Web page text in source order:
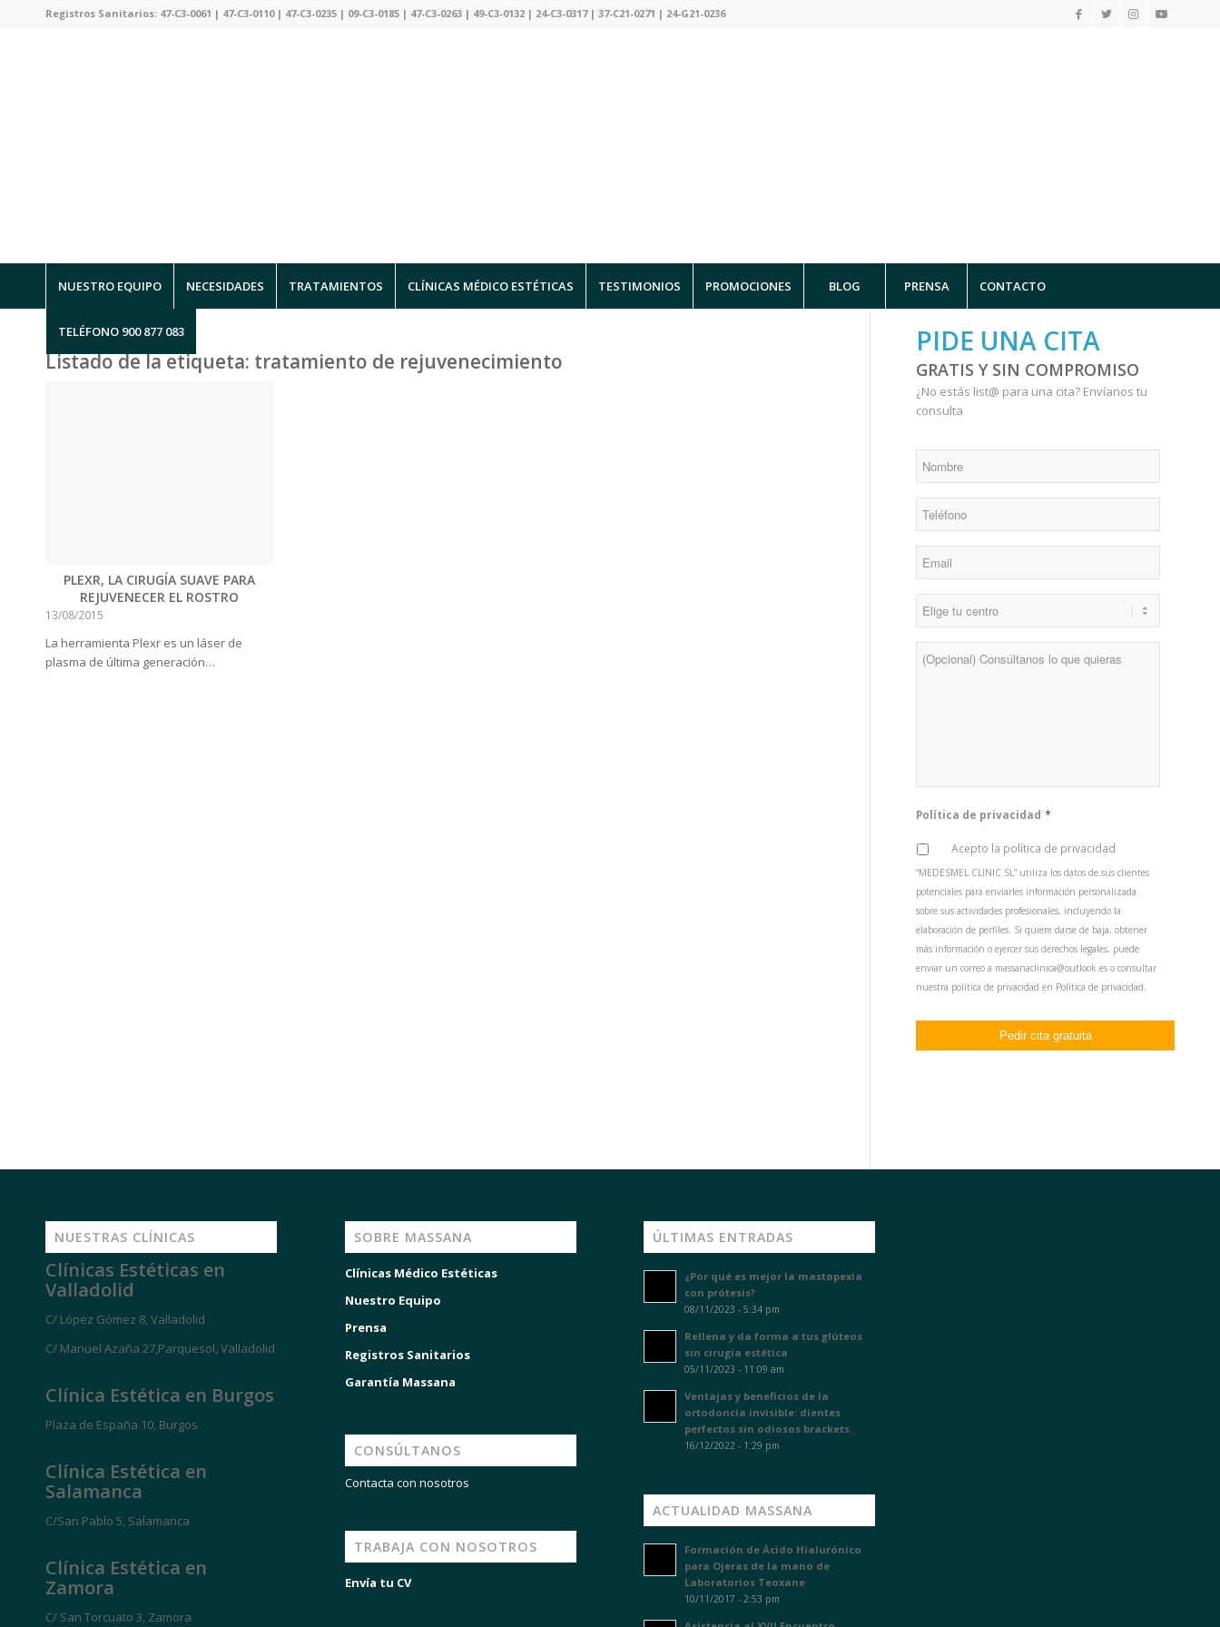
Registros Sanitarios: 47-C3-0061 | 47-C3-0110 | 47-C3-0235 | 09-C3-0185 | 47-C3-0263 | 49-C3-0132 | 24-C3-0317 | 37-C21-0271 | 24-G21-0236
NUESTRO EQUIPO NECESIDADES TRATAMIENTOS CLÍNICAS MÉDICO ESTÉTICAS TESTIMONIOS PROMOCIONES BLOG PRENSA CONTACTO
TELÉFONO 900 877 083
Listado de la etiqueta: tratamiento de rejuvenecimiento
PLEXR, LA CIRUGÍA SUAVE PARA
REJUVENECER EL ROSTRO
13/08/2015
La herramienta Plexr es un láser de
plasma de última generación…
PIDE UNA CITA
GRATIS Y SIN COMPROMISO
¿No estás list@ para una cita? Envíanos tu
consulta
Política de privacidad *
Acepto la política de privacidad
“MEDESMEL CLINIC SL” utiliza los datos de sus clientes
potenciales para enviarles información personalizada
sobre sus actividades profesionales, incluyendo la
elaboración de perfiles. Si quiere darse de baja, obtener
más información o ejercer sus derechos legales, puede
enviar un correo a massanaclinica@outlook.es o consultar
nuestra política de privacidad en Política de privacidad
NUESTRAS CLÍNICAS
Clínicas Estéticas en
Valladolid
C/ López Gómez 8, Valladolid
C/ Manuel Azaña 27,Parquesol, Valladolid
Clínica Estética en Burgos
Plaza de España 10, Burgos
Clínica Estética en
Salamanca
C/San Pablo 5, Salamanca
Clínica Estética en
Zamora
C/ San Torcuato 3, Zamora
SOBRE MASSANA
Clínicas Médico Estéticas
Nuestro Equipo
Prensa
Registros Sanitarios
Garantía Massana
CONSÚLTANOS
Contacta con nosotros
TRABAJA CON NOSOTROS
Envía tu CV
ÚLTIMAS ENTRADAS
¿Por qué es mejor la mastopexia
con prótesis?
08/11/2023 - 5:34 pm
Rellena y da forma a tus glúteos
sin cirugía estética
05/11/2023 - 11:09 am
Ventajas y beneficios de la
ortodoncia invisible: dientes
perfectos sin odiosos brackets.
16/12/2022 - 1:29 pm
ACTUALIDAD MASSANA
Formación de Ácido Hialurónico
para Ojeras de la mano de
Laboratorios Teoxane
10/11/2017 - 2:53 pm